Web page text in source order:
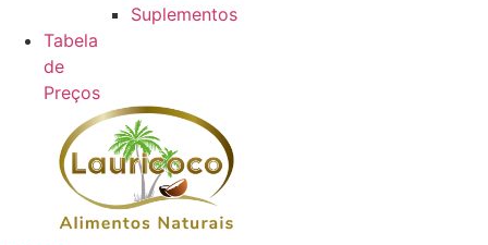
Suplementos
Tabela
de
Preços